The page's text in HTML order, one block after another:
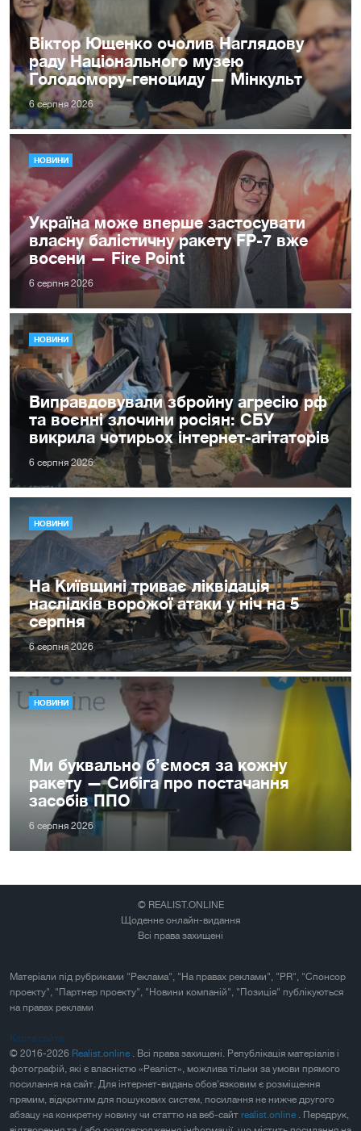
Віктор Ющенко очолив Наглядову
раду Національного музею
Голодомору-геноциду — Мінкульт
6 серпня 2026
НОВИНИ
Україна може вперше застосувати
власну балістичну ракету FP-7 вже
восени — Fire Point
6 серпня 2026
НОВИНИ
Виправдовували збройну агресію рф
та воєнні злочини росіян: СБУ
викрила чотирьох інтернет-агітаторів
6 серпня 2026
НОВИНИ
На Київщині триває ліквідація
наслідків ворожої атаки у ніч на 5
серпня
6 серпня 2026
НОВИНИ
Ми буквально б’ємося за кожну
ракету — Сибіга про постачання
засобів ППО
6 серпня 2026
© REALIST.ONLINE
Щоденне онлайн-видання
Всі права захищені
Матеріали під рубриками "Реклама", "На правах реклами", "PR", "Спонсор
проекту", "Партнер проекту", "Новини компаній", "Позиція" публікуються
на правах реклами
Карта сайта
© 2016-2026 Realist.online . Всі права захищені. Републікація матеріалів і
фотографій, які є власністю «Реаліст», можлива тільки за умови прямого
посилання на сайт. Для інтернет-видань обов'язковим є розміщення
прямим, відкритим для пошукових систем, посилання не нижче другого
абзацу на конкретну новину чи статтю на веб-сайт realist.online . Передрук,